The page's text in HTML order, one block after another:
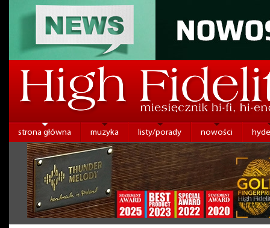
strona główna muzyka listy/porady nowości